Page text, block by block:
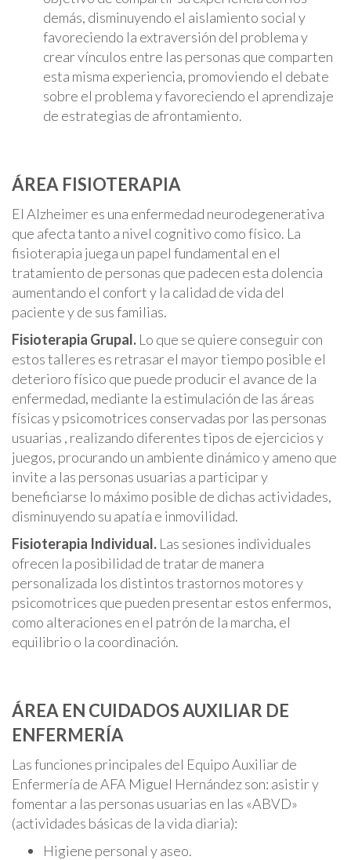
demás, disminuyendo el aislamiento social y
favoreciendo la extraversión del problema y
crear vínculos entre las personas que comparten
esta misma experiencia, promoviendo el debate
sobre el problema y favoreciendo el aprendizaje
de estrategias de afrontamiento.
ÁREA FISIOTERAPIA
El Alzheimer es una enfermedad neurodegenerativa
que afecta tanto a nivel cognitivo como físico. La
fisioterapia juega un papel fundamental en el
tratamiento de personas que padecen esta dolencia
aumentando el confort y la calidad de vida del
paciente y de sus familias.
Fisioterapia Grupal. Lo que se quiere conseguir con
estos talleres es retrasar el mayor tiempo posible el
deterioro físico que puede producir el avance de la
enfermedad, mediante la estimulación de las áreas
físicas y psicomotrices conservadas por las personas
usuarias , realizando diferentes tipos de ejercicios y
juegos, procurando un ambiente dinámico y ameno que
invite a las personas usuarias a participar y
beneficiarse lo máximo posible de dichas actividades,
disminuyendo su apatía e inmovilidad.
Fisioterapia Individual. Las sesiones individuales
ofrecen la posibilidad de tratar de manera
personalizada los distintos trastornos motores y
psicomotrices que pueden presentar estos enfermos,
como alteraciones en el patrón de la marcha, el
equilibrio o la coordinación.
ÁREA EN CUIDADOS AUXILIAR DE
ENFERMERÍA
Las funciones principales del Equipo Auxiliar de
Enfermería de AFA Miguel Hernández son: asistir y
fomentar a las personas usuarias en las «ABVD»
(actividades básicas de la vida diaria):
Higiene personal y aseo.